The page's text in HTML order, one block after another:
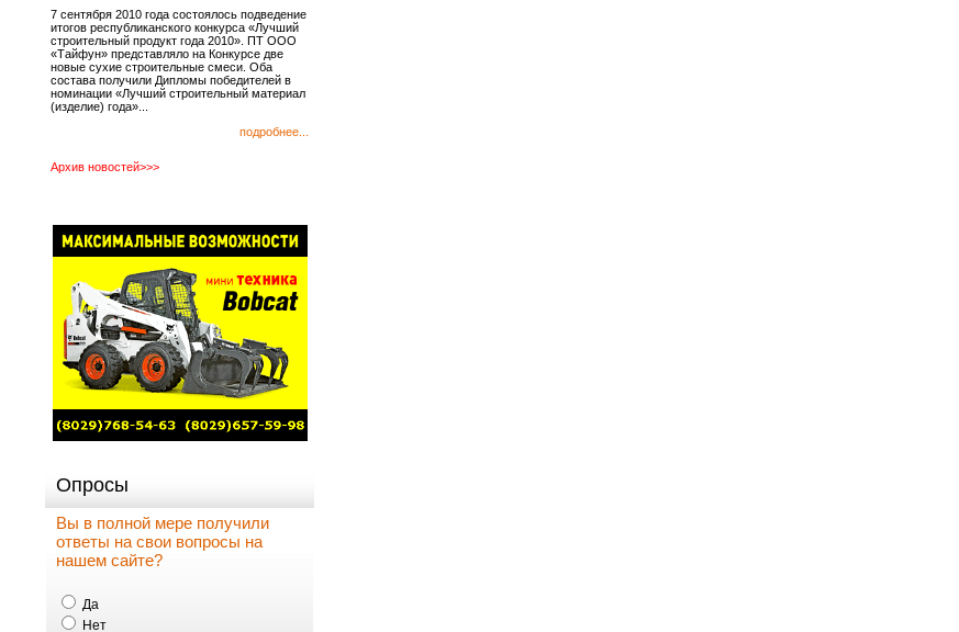
7 сентября 2010 года состоялось подведение
итогов республиканского конкурса «Лучший
строительный продукт года 2010». ПТ ООО
«Тайфун» представляло на Конкурсе две
новые сухие строительные смеси. Оба
состава получили Дипломы победителей в
номинации «Лучший строительный материал
(изделие) года»...
подробнее...
Архив новостей>>>
Опросы
Вы в полной мере получили
ответы на свои вопросы на
нашем сайте?
Да
Нет